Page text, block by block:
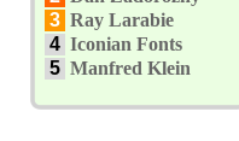
3 Ray Larabie
4 Iconian Fonts
5 Manfred Klein